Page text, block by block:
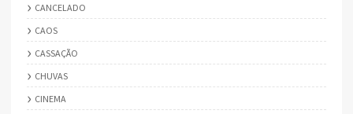
CANCELADO
CAOS
CASSAÇÃO
CHUVAS
CINEMA